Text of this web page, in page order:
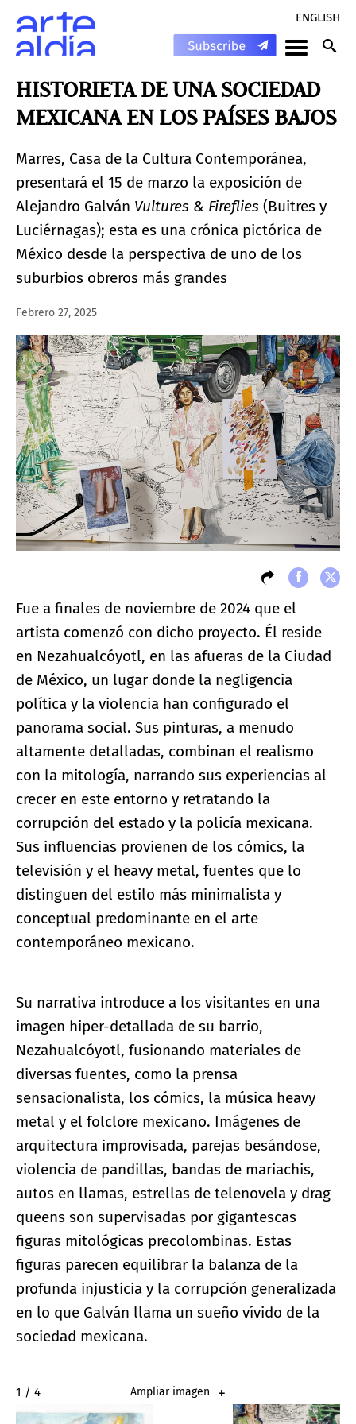
ENGLISH
HISTORIETA DE UNA SOCIEDAD
MEXICANA EN LOS PAÍSES BAJOS
Marres, Casa de la Cultura Contemporánea,
presentará el 15 de marzo la exposición de
Alejandro Galván Vultures & Fireflies (Buitres y
Luciérnagas); esta es una crónica pictórica de
México desde la perspectiva de uno de los
suburbios obreros más grandes
Febrero 27, 2025
Fue a finales de noviembre de 2024 que el
artista comenzó con dicho proyecto. Él reside
en Nezahualcóyotl, en las afueras de la Ciudad
de México, un lugar donde la negligencia
política y la violencia han configurado el
panorama social. Sus pinturas, a menudo
altamente detalladas, combinan el realismo
con la mitología, narrando sus experiencias al
crecer en este entorno y retratando la
corrupción del estado y la policía mexicana.
Sus influencias provienen de los cómics, la
televisión y el heavy metal, fuentes que lo
distinguen del estilo más minimalista y
conceptual predominante en el arte
contemporáneo mexicano.
Su narrativa introduce a los visitantes en una
imagen hiper-detallada de su barrio,
Nezahualcóyotl, fusionando materiales de
diversas fuentes, como la prensa
sensacionalista, los cómics, la música heavy
metal y el folclore mexicano. Imágenes de
arquitectura improvisada, parejas besándose,
violencia de pandillas, bandas de mariachis,
autos en llamas, estrellas de telenovela y drag
queens son supervisadas por gigantescas
figuras mitológicas precolombinas. Estas
figuras parecen equilibrar la balanza de la
profunda injusticia y la corrupción generalizada
en lo que Galván llama un sueño vívido de la
sociedad mexicana.
2 / 4 Ampliar imagen